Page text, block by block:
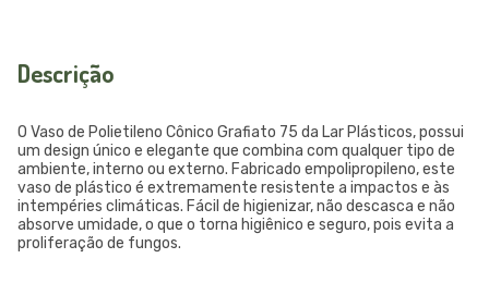
Descrição
O Vaso de Polietileno Cônico Grafiato 75 da Lar Plásticos, possui
um design único e elegante que combina com qualquer tipo de
ambiente, interno ou externo. Fabricado empolipropileno, este
vaso de plástico é extremamente resistente a impactos e às
intempéries climáticas. Fácil de higienizar, não descasca e não
absorve umidade, o que o torna higiênico e seguro, pois evita a
proliferação de fungos.